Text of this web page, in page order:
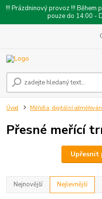
!!! Prázdninový provoz !!! Během
pouze do 14:00 -
Úvod Měřidla, digitální
Přesné meřící
Upřesnit
Nejnovější Nejlevnější